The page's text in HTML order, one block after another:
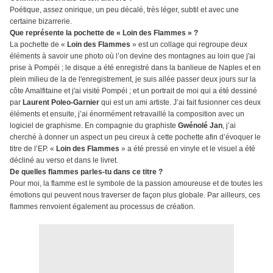
Poétique, assez onirique, un peu décalé, très léger, subtil et avec une
certaine bizarrerie.
Que représente la pochette de « Loin des Flammes » ?
La pochette de « Loin des Flammes » est un collage qui regroupe deux
éléments à savoir une photo où l’on devine des montagnes au loin que j'ai
prise à Pompéi ; le disque a été enregistré dans la banlieue de Naples et en
plein milieu de la de l'enregistrement, je suis allée passer deux jours sur la
côte Amalfitaine et j'ai visité Pompéi ; et un portrait de moi qui a été dessiné
par Laurent Poleo-Garnier qui est un ami artiste. J’ai fait fusionner ces deux
éléments et ensuite, j’ai énormément retravaillé la composition avec un
logiciel de graphisme. En compagnie du graphiste Gwénolé Jan, j’ai
cherché à donner un aspect un peu cireux à cette pochette afin d’évoquer le
titre de l’EP. « Loin des Flammes » a été pressé en vinyle et le visuel a été
décliné au verso et dans le livret.
De quelles flammes parles-tu dans ce titre ?
Pour moi, la flamme est le symbole de la passion amoureuse et de toutes les
émotions qui peuvent nous traverser de façon plus globale. Par ailleurs, ces
flammes renvoient également au processus de création.